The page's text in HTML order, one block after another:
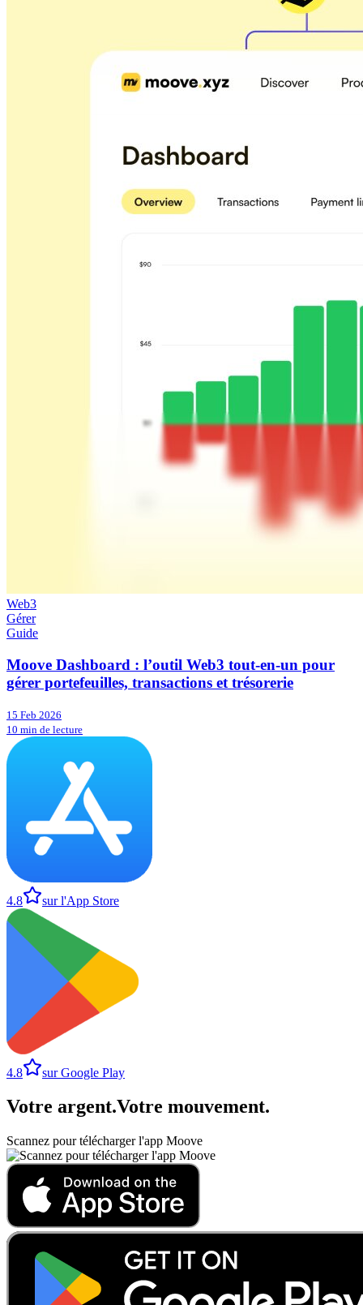
Web3
Gérer
Guide
Moove Dashboard : l’outil Web3 tout-en-un pour
gérer portefeuilles, transactions et trésorerie
15 Feb 2026
10 min de lecture
4.8 sur l'App Store
4.8 sur Google Play
Votre argent.Votre mouvement.
Scannez pour télécharger l'app Moove